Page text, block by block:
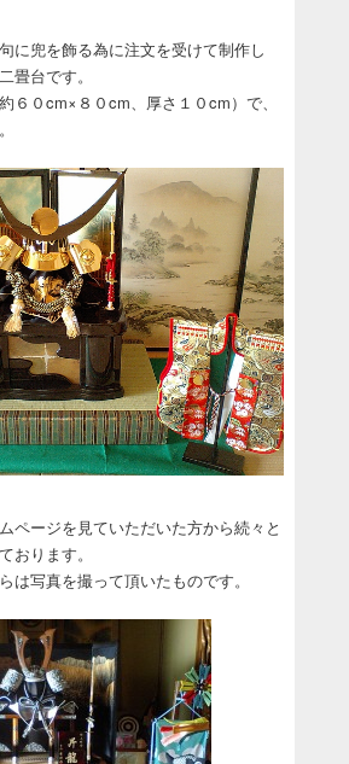
に兜を飾る為に注文を受けて制作し
畳台です。
６０cm×８０cm、厚さ１０cm）で、
ページを見ていただいた方から続々と
おります。
は写真を撮って頂いたものです。